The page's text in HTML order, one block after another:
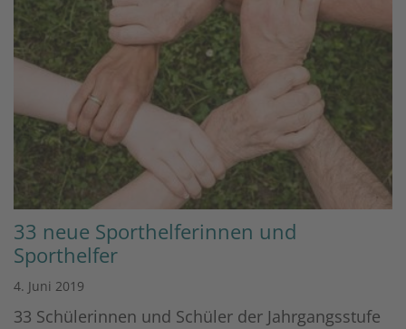
33 neue Sporthelferinnen und
Sporthelfer
4. Juni 2019
33 Schülerinnen und Schüler der Jahrgangsstufe